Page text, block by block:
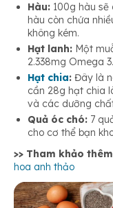
Hàu: 100g hàu
hàu còn chứa
không kém.
Hạt lanh: Một
2.338mg Omega 3.
Hạt chia: Đây là
cần 28g hạt chia
và các dưỡng
Quả óc chó: 7
cho cơ thể bạn
>> Tham khảo
hoa anh thảo